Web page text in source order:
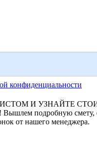
конфиденциальности
И УЗНАЙТЕ
Вышлем подробную
от нашего менеджера.